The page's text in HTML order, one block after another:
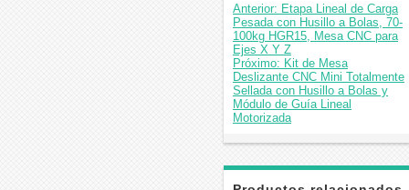
Anterior: Etapa Lineal de Carga
Pesada con Husillo a Bolas, 70-
100kg HGR15, Mesa CNC para
Ejes X Y Z
Próximo: Kit de Mesa
Deslizante CNC Mini Totalmente
Sellada con Husillo a Bolas y
Módulo de Guía Lineal
Motorizada